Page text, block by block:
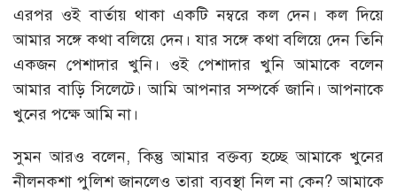
এরপর ওই বার্তায় থাকা একটি নম্বরে কল দেন। কল দিয়ে
আমার সঙ্গে কথা বলিয়ে দেন। যার সঙ্গে কথা বলিয়ে দেন তিনি
একজন পেশাদার খুনি। ওই পেশাদার খুনি আমাকে বলেন
আমার বাড়ি সিলেটে। আমি আপনার সম্পর্কে জানি। আপনাকে
খুনের পক্ষে আমি না।
সুমন আরও বলেন, কিন্তু আমার বক্তব্য হচ্ছে আমাকে খুনের
নীলনকশা পুলিশ জানলেও তারা ব্যবস্থা নিল না কেন? আমাকে